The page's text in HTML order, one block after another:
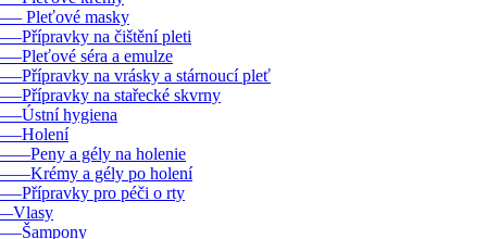
Pleťové masky
na čištění pleti
séra a emulze
na vrásky a stárnoucí pleť
na stařecké skvrny
hygiena
a gély na holenie
a gély po holení
pro péči o rty